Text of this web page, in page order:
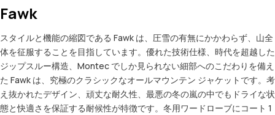
Fawk
スタイルと機能の縮図である Fawk は、圧雪の有無にかかわらず、山全
体を征服することを目指しています。優れた技術仕様、時代を超越した
ジップスルー構造、Montec でしか見られない細部へのこだわりを備え
た Fawk は、究極のクラシックなオールマウンテン ジャケットです。考
え抜かれたデザイン、頑丈な耐久性、最悪の冬の嵐の中でもドライな状
態と快適さを保証する耐候性が特徴です。冬用ワードローブにコート 1